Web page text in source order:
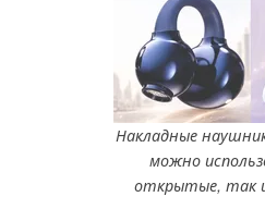
Накладные
можно
открытые, так